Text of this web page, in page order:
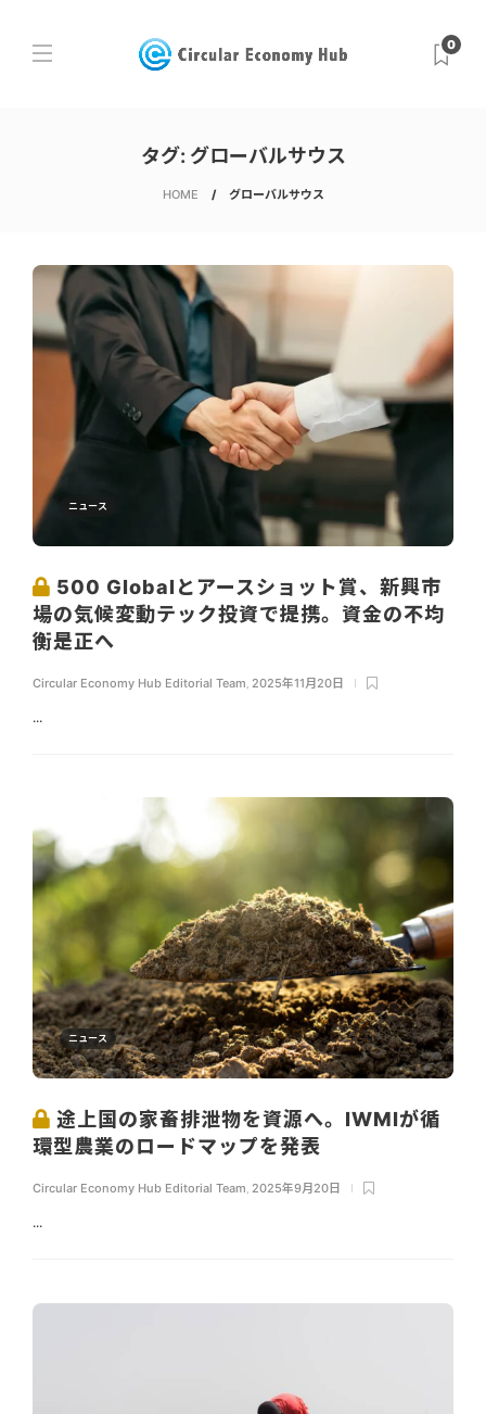
0
タグ: グローバルサウス
HOME グローバルサウス
ニュース
500 Globalとアースショット賞、新興市
場の気候変動テック投資で提携。資金の不均
衡是正へ
Circular Economy Hub Editorial Team 2025年11月20日
...
ニュース
途上国の家畜排泄物を資源へ。IWMIが循
環型農業のロードマップを発表
Circular Economy Hub Editorial Team 2025年9月20日
...